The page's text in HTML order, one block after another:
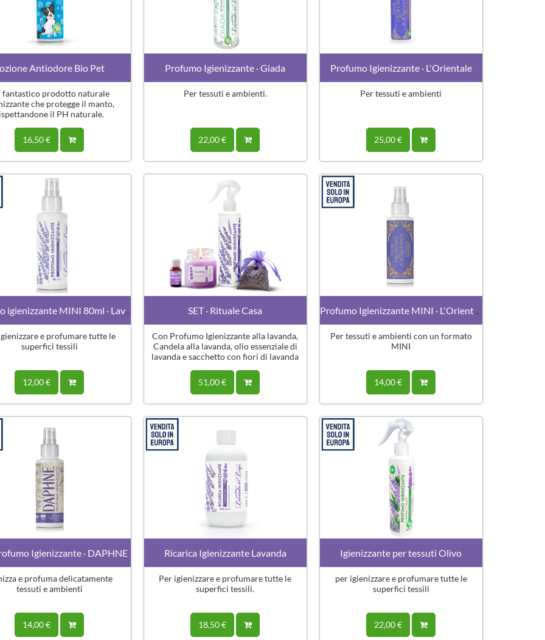
Antiodore Bio Pet
fantastico prodotto naturale
che protegge il manto,
il PH naturale.
16,50 €
Profumo Igienizzante · Giada
Per tessuti e ambienti.
22,00 €
Profumo Igienizzante · L'Orientale
Per tessuti e ambienti
25,00 €
Profumo igienizzante MINI 80ml · Lavanda
e profumare tutte le
superfici tessili
12,00 €
SET · Rituale Casa
Con Profumo Igienizzante alla lavanda,
Candela alla lavanda, olio essenziale di
lavanda e sacchetto con fiori di lavanda
51,00 €
Profumo Igienizzante MINI · L'Orientale
Per tessuti e ambienti con un formato
MINI
14,00 €
Igienizzante · DAPHNE
e profuma delicatamente
tessuti e ambienti
14,00 €
Ricarica Igienizzante Lavanda
Per igienizzare e profumare tutte le
superfici tessili.
18,50 €
Igienizzante per tessuti Olivo
per igienizzare e profumare tutte le
superfici tessili
22,00 €